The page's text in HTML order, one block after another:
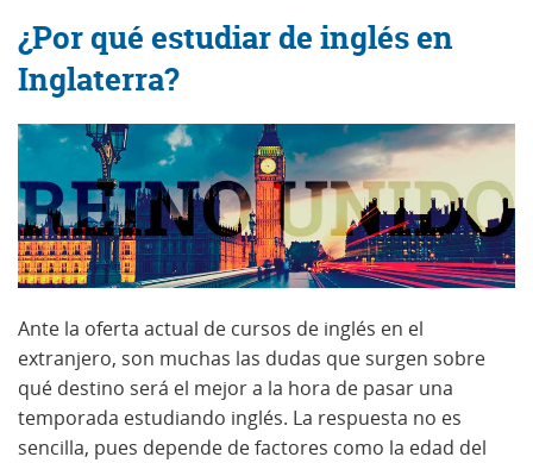
¿Por qué estudiar de inglés en
Inglaterra?
Ante la oferta actual de cursos de inglés en el
extranjero, son muchas las dudas que surgen sobre
qué destino será el mejor a la hora de pasar una
temporada estudiando inglés. La respuesta no es
sencilla, pues depende de factores como la edad del